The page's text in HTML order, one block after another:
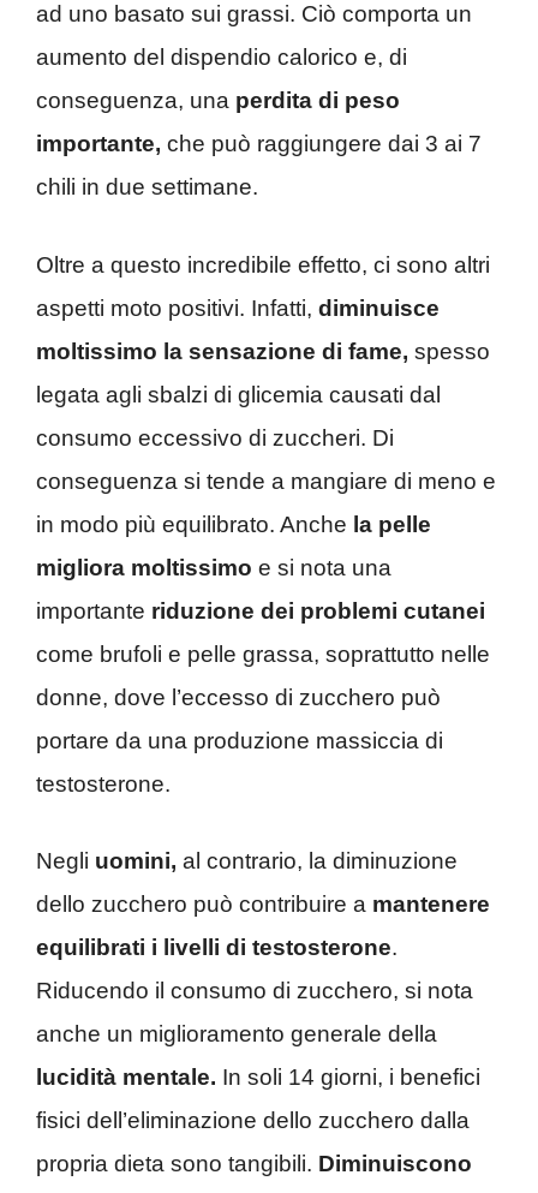
ad uno basato sui grassi. Ciò comporta un
aumento del dispendio calorico e, di
conseguenza, una perdita di peso
importante, che può raggiungere dai 3 ai 7
chili in due settimane.
Oltre a questo incredibile effetto, ci sono altri
aspetti moto positivi. Infatti, diminuisce
moltissimo la sensazione di fame, spesso
legata agli sbalzi di glicemia causati dal
consumo eccessivo di zuccheri. Di
conseguenza si tende a mangiare di meno e
in modo più equilibrato. Anche la pelle
migliora moltissimo e si nota una
importante riduzione dei problemi cutanei
come brufoli e pelle grassa, soprattutto nelle
donne, dove l’eccesso di zucchero può
portare da una produzione massiccia di
testosterone.
Negli uomini, al contrario, la diminuzione
dello zucchero può contribuire a mantenere
equilibrati i livelli di testosterone.
Riducendo il consumo di zucchero, si nota
anche un miglioramento generale della
lucidità mentale. In soli 14 giorni, i benefici
fisici dell’eliminazione dello zucchero dalla
propria dieta sono tangibili. Diminuiscono